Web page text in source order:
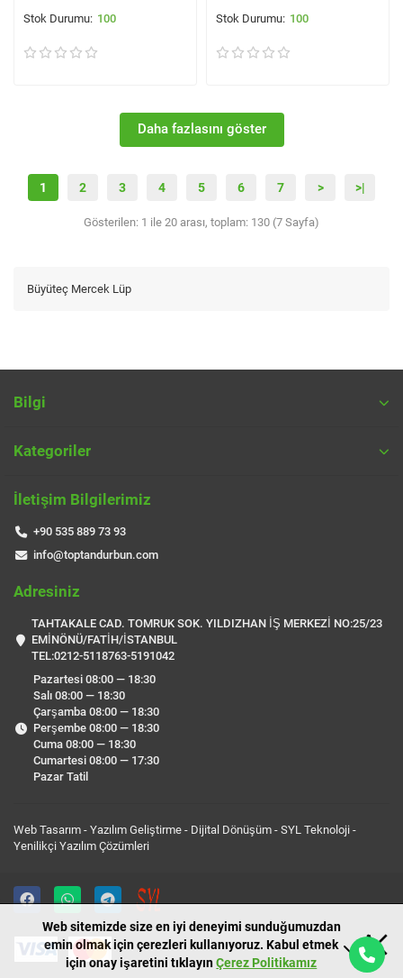
100
100
Daha fazlasını göster
1 2 3 4 5 6 7 > >|
Gösterilen: 1 ile 20 arası, toplam: 130 (7 Sayfa)
Büyüteç Mercek Lüp
Bilgi
Kategoriler
İletişim Bilgilerimiz
+90 535 889 73 93
info@toptandurbun.com
Adresiniz
TAHTAKALE CAD. TOMRUK SOK. YILDIZHAN İŞ MERKEZİ NO:25/23
EMİNÖNÜ/FATİH/İSTANBUL
TEL:0212-5118763-5191042
Pazartesi 08:00 — 18:30
Salı 08:00 — 18:30
Çarşamba 08:00 — 18:30
Perşembe 08:00 — 18:30
Cuma 08:00 — 18:30
Cumartesi 08:00 — 17:30
Pazar Tatil
Web Tasarım - Yazılım Geliştirme - Dijital Dönüşüm - SYL Teknoloji -
Yenilikçi Yazılım Çözümleri
Web sitemizde size en iyi deneyimi sunduğumuzdan
emin olmak için çerezleri kullanıyoruz. Kabul etmek
için onay işaretini tıklayınÇerez Politikamız